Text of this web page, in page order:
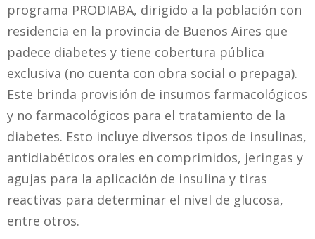
programa PRODIABA, dirigido a la población con
residencia en la provincia de Buenos Aires que
padece diabetes y tiene cobertura pública
exclusiva (no cuenta con obra social o prepaga).
Este brinda provisión de insumos farmacológicos
y no farmacológicos para el tratamiento de la
diabetes. Esto incluye diversos tipos de insulinas,
antidiabéticos orales en comprimidos, jeringas y
agujas para la aplicación de insulina y tiras
reactivas para determinar el nivel de glucosa,
entre otros.